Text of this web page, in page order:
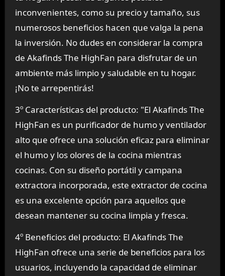
inconvenientes, como su precio y tamaño, sus
numerosos beneficios hacen que valga la pena
la inversión. No dudes en considerar la compra
de Akafinds The HighFan para disfrutar de un
ambiente más limpio y saludable en tu hogar.
¡No te arrepentirás!
3º Características del producto: "El Akafinds The
HighFan es un purificador de humo y ventilador
alto que ofrece una solución eficaz para eliminar
el humo y los olores de la cocina mientras
cocinas. Con su diseño portátil y campana
extractora incorporada, este extractor de cocina
es una excelente opción para aquellos que
desean mantener su cocina limpia y fresca.
4º Beneficios del producto: El Akafinds The
HighFan ofrece una serie de beneficios para los
usuarios, incluyendo la capacidad de eliminar